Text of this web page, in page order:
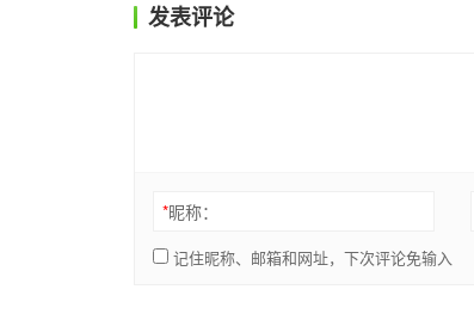
发表评论
*昵称：
记住昵称、邮箱和网址，下次评论免输入